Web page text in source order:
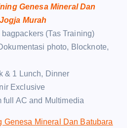
Genesa Mineral Dan
Murah
(Tas Training)
photo, Blocknote,
& 1 Lunch, Dinner
Exclusive
full AC and Multimedia
Genesa Mineral Dan Batubara